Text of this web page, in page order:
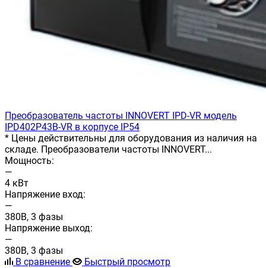
Преобразователь частоты INNOVERT IРD-VR модель
IPD402P43B-VR в корпусе IP54
* Цены действительны для оборудования из наличия на
складе. Преобразователи частоты INNOVERT...
Мощность:
—
4 кВт
Напряжение вход:
—
380В, 3 фазы
Напряжение выход:
—
380В, 3 фазы
В сравнение
Быстрый просмотр